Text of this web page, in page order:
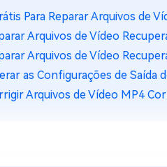
Para Reparar Arquivos de
Arquivos de Vídeo
Arquivos de Vídeo
as Configurações de Saída
Arquivos de Vídeo MP4